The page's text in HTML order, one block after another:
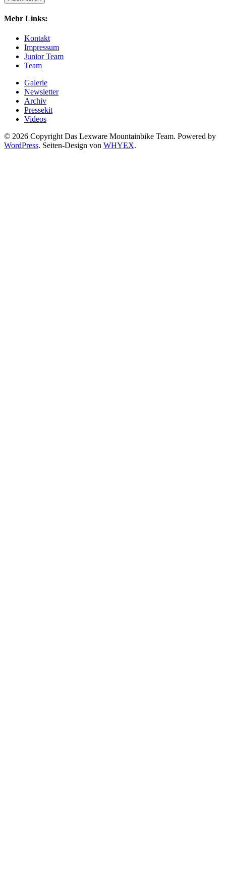
Mehr Links:
Kontakt
Impressum
Junior Team
Team
Galerie
Newsletter
Archiv
Pressekit
Videos
© 2026 Copyright Das Lexware Mountainbike Team. Powered by
WordPress. Seiten-Design von WHYEX.